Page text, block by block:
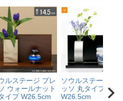
ルステージ プレ
ウォールナット
イプ W26.5cm
ソウルステージ プ
ッソ 丸タイプ
W26.5cm